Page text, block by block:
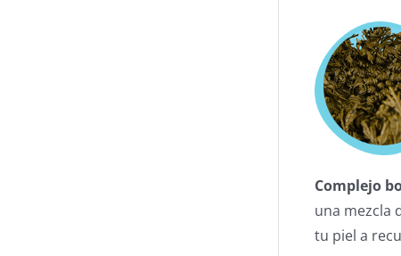
Complejo
una mezcla
tu piel a